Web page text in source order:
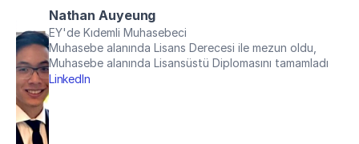
Nathan Auyeung
EY'de Kıdemli Muhasebeci
Muhasebe alanında Lisans Derecesi ile mezun oldu,
Muhasebe alanında Lisansüstü Diplomasını tamamladı
LinkedIn